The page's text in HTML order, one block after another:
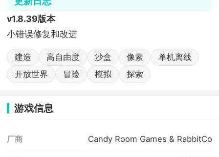
v1.8.39版本
小错误修复和改进
建造 高自由度 沙盒 像素
单机离线
开放世界
冒险 模拟 探索
游戏信息
厂商 Candy Room Games & RabbitCo